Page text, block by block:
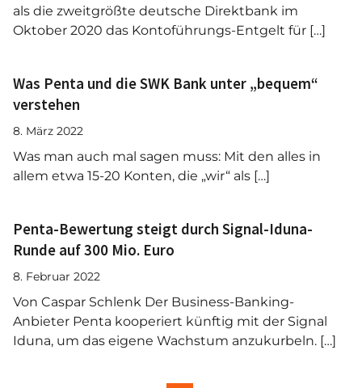
als die zweitgrößte deutsche Direktbank im
Oktober 2020 das Kontoführungs-Entgelt für […]
Was Penta und die SWK Bank unter „bequem“
verstehen
8. März 2022
Was man auch mal sagen muss: Mit den alles in
allem etwa 15-20 Konten, die „wir“ als […]
Penta-Bewertung steigt durch Signal-Iduna-
Runde auf 300 Mio. Euro
8. Februar 2022
Von Caspar Schlenk Der Business-Banking-
Anbieter Penta kooperiert künftig mit der Signal
Iduna, um das eigene Wachstum anzukurbeln. […]